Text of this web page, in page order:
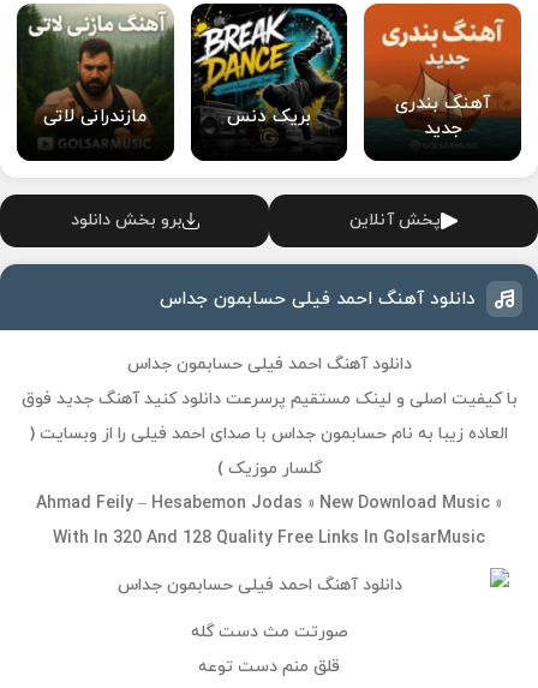
آهنگ بندری
جدید
بریک دنس مازندرانی لاتی
پخش آنلاین برو بخش دانلود
دانلود آهنگ احمد فیلی حسابمون جداس
دانلود آهنگ احمد فیلی حسابمون جداس
با کیفیت اصلی و لینک مستقیم پرسرعت دانلود کنید آهنگ جدید فوق
العاده زیبا به نام حسابمون جداس با صدای احمد فیلی را از وبسایت (
گلسار موزیک )
Ahmad Feily – Hesabemon Jodas » New Download Music »
With In 320 And 128 Quality Free Links In GolsarMusic
صورتت مث دست گله
قلق منم دست توعه